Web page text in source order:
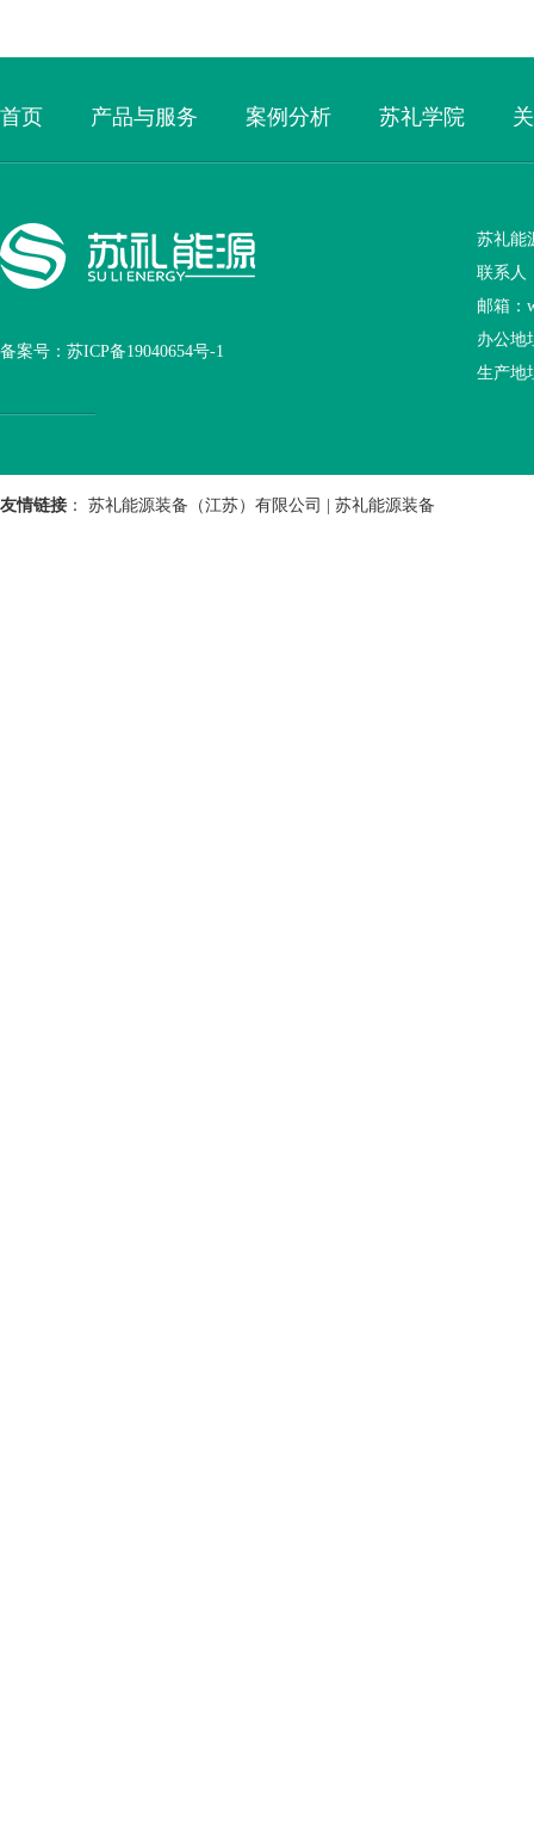
首页 产品与服务 案例分析 苏礼学院
备案号： 苏ICP备19040654号-1
苏礼能
联系人
邮箱：
办公地
生产地
友情链接 ： 苏礼能源装备（江苏）有限公司 苏礼能源装备